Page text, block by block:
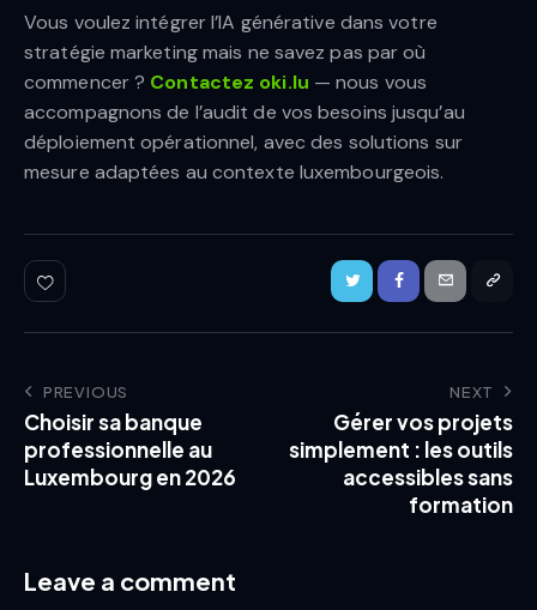
Vous voulez intégrer l’IA générative dans votre
stratégie marketing mais ne savez pas par où
commencer ? Contactez oki.lu — nous vous
accompagnons de l’audit de vos besoins jusqu’au
déploiement opérationnel, avec des solutions sur
mesure adaptées au contexte luxembourgeois.
PREVIOUS
Choisir sa banque
professionnelle au
Luxembourg en 2026
NEXT
Gérer vos projets
simplement : les outils
accessibles sans
formation
Leave a comment